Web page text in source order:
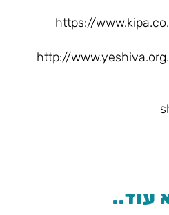
https://
http://
עוד..